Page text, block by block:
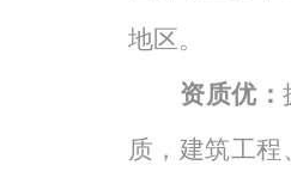
地区。
资质优 ：
质，建筑工